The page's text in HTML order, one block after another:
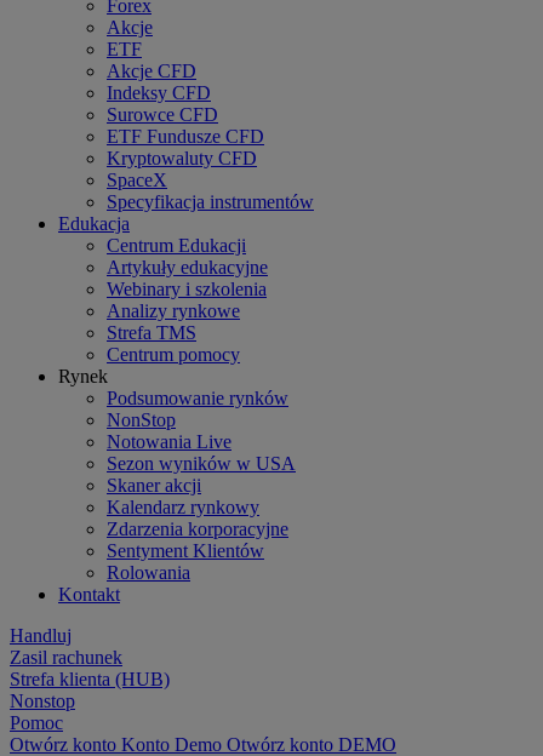
Forex
Akcje
ETF
Akcje CFD
Indeksy CFD
Surowce CFD
ETF Fundusze CFD
Kryptowaluty CFD
SpaceX
Specyfikacja instrumentów
Edukacja
Centrum Edukacji
Artykuły edukacyjne
Webinary i szkolenia
Analizy rynkowe
Strefa TMS
Centrum pomocy
Rynek
Podsumowanie rynków
NonStop
Notowania Live
Sezon wyników w USA
Skaner akcji
Kalendarz rynkowy
Zdarzenia korporacyjne
Sentyment Klientów
Rolowania
Kontakt
Handluj
Zasil rachunek
Strefa klienta (HUB)
Nonstop
Pomoc
Otwórz konto Konto Demo Otwórz konto DEMO